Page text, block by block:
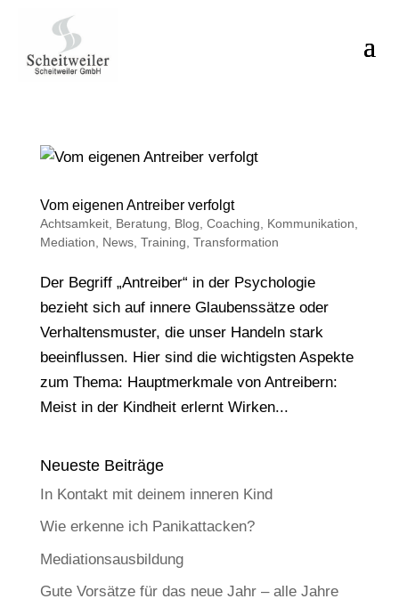
Vom eigenen Antreiber verfolgt
Achtsamkeit, Beratung Blog Coaching Kommunikation
Mediation
News, Training Transformation
Der Begriff „Antreiber“ in der Psychologie
bezieht sich auf innere Glaubenssätze oder
Verhaltensmuster, die unser Handeln stark
beeinflussen. Hier sind die wichtigsten Aspekte
zum Thema: Hauptmerkmale von Antreibern:
Meist in der Kindheit erlernt Wirken...
Neueste Beiträge
In Kontakt mit deinem inneren Kind
Wie erkenne ich Panikattacken?
Mediationsausbildung
Gute Vorsätze für das neue Jahr – alle Jahre